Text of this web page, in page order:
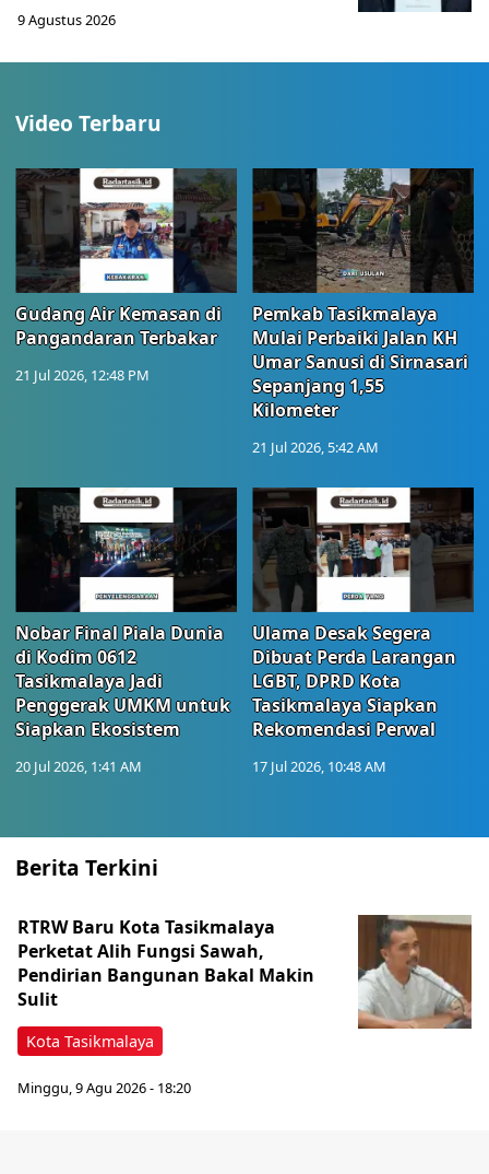
9 Agustus 2026
Video Terbaru
Gudang Air Kemasan di
Pangandaran Terbakar
21 Jul 2026, 12:48 PM
Pemkab Tasikmalaya
Mulai Perbaiki Jalan KH
Umar Sanusi di Sirnasari
Sepanjang 1,55
Kilometer
21 Jul 2026, 5:42 AM
Nobar Final Piala Dunia
di Kodim 0612
Tasikmalaya Jadi
Penggerak UMKM untuk
Siapkan Ekosistem
20 Jul 2026, 1:41 AM
Ulama Desak Segera
Dibuat Perda Larangan
LGBT, DPRD Kota
Tasikmalaya Siapkan
Rekomendasi Perwal
17 Jul 2026, 10:48 AM
Berita Terkini
Kota Tasikmalaya
RTRW Baru Kota Tasikmalaya
Perketat Alih Fungsi Sawah,
Pendirian Bangunan Bakal Makin
Sulit
Minggu, 9 Agu 2026 - 18:20